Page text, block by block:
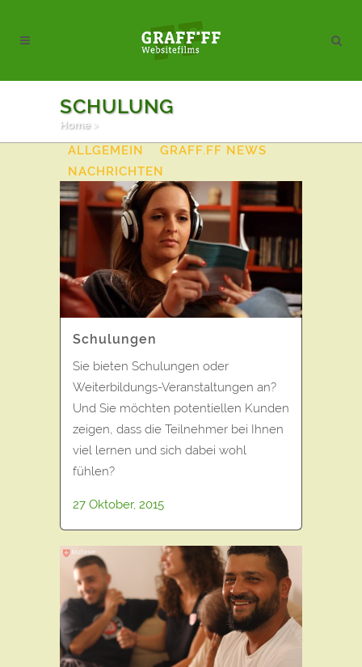
SCHULUNG
Home>
ALL
ALLGEMEIN
GRAFF.FF NEWS
NACHRICHTEN
VIDEOPOSTKARTEN
Schulungen
Sie bieten Schulungen oder
Weiterbildungs-Veranstaltungen an?
Und Sie möchten potentiellen Kunden
zeigen, dass die Teilnehmer bei Ihnen
viel lernen und sich dabei wohl
fühlen?
27 Oktober, 2015